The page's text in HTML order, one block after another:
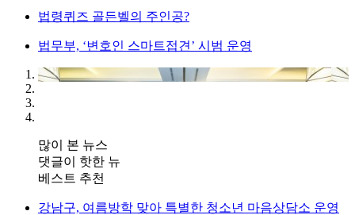
법령퀴즈 골든벨의 주인공?
법무부, ‘변호인 스마트접견’ 시범 운영
많이 본 뉴스
댓글이 핫한 뉴
베스트 추천
강남구, 여름방학 맞아 특별한 청소년 마음상담소 운영